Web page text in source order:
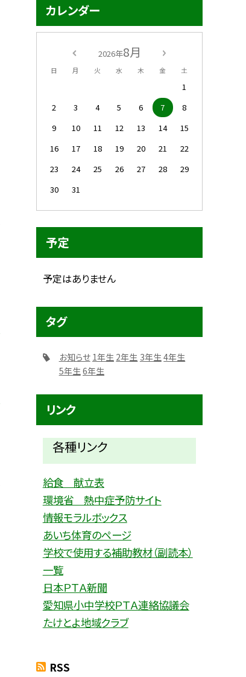
カレンダー
2026年8月
日 月 火 水 木 金 土
1
2
3 4 5 6 7
8
9
10 11 12 13 14
15
16
17 18 19 20 21
22
23
24 25 26 27 28
29
30
31
予定
予定はありません
タグ
お知らせ 1年生 2年生 3年生 4年生
5年生 6年生
リンク
各種リンク
給食 献立表
環境省 熱中症予防サイト
情報モラルボックス
あいち体育のページ
学校で使用する補助教材（副読本）
一覧
日本ＰＴＡ新聞
愛知県小中学校ＰＴＡ連絡協議会
たけとよ地域クラブ
RSS